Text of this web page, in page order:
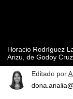
Horacio Rodríguez
Arizu, de Godoy
Editado por